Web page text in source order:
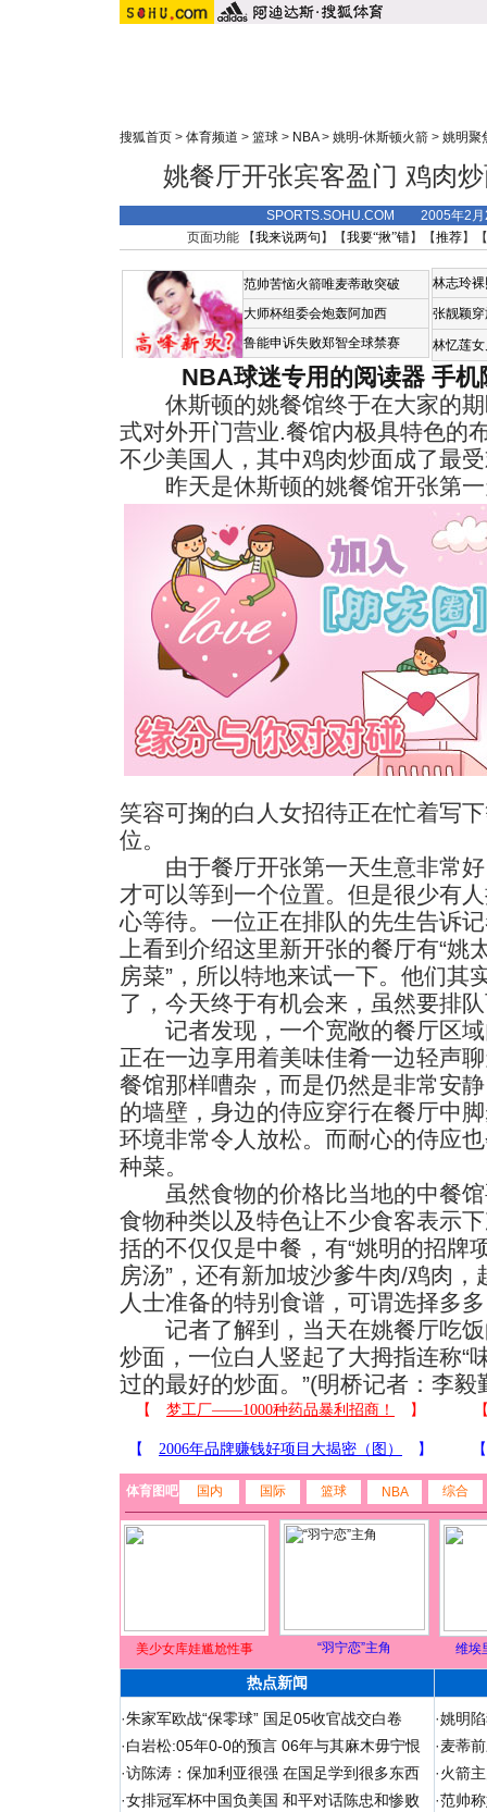
搜狐首页 > 体育频道 > 篮球 > NBA> 姚明-休斯顿火箭 > 姚明聚
姚餐厅开张宾客盈门 鸡肉
SPORTS.SOHU.COM 2005年2
页面功能 【我来说两句 】【我要“揪”错】【推荐】
范帅苦恼火箭唯麦蒂敢突破
大师杯组委会炮轰阿加西
鲁能申诉失败郑智全球禁赛
林志玲
张靓颖
林忆莲
NBA球迷专用的阅读器 手机
休斯顿的姚餐馆终于在大家的期
式对外开门营业.餐馆内极具特色的
不少美国人，其中鸡肉炒面成了最
昨天是休斯顿的姚餐馆开张第一
笑容可掬的白人女招待正在忙着写
位。
由于餐厅开张第一天生意非常好
才可以等到一个位置。但是很少有
心等待。一位正在排队的先生告诉
上看到介绍这里新开张的餐厅有“姚
房菜”，所以特地来试一下。他们其
了，今天终于有机会来，虽然要排
记者发现，一个宽敞的餐厅区域
正在一边享用着美味佳肴一边轻声
餐馆那样嘈杂，而是仍然是非常安
的墙壁，身边的侍应穿行在餐厅中
环境非常令人放松。而耐心的侍应
种菜。
虽然食物的价格比当地的中餐馆
食物种类以及特色让不少食客表示
括的不仅仅是中餐，有“姚明的招牌
房汤”，还有新加坡沙爹牛肉/鸡肉
人士准备的特别食谱，可谓选择多
记者了解到，当天在姚餐厅吃饭
炒面，一位白人竖起了大拇指连称“
过的最好的炒面。”(明桥记者：李毅
体育图吧 国内 国际 篮球 NBA 综合
美少女库娃尴尬性事 “羽宁恋”主角 维埃
热点新闻
·朱家军欧战“保零球” 国足05收官战交白卷
·白岩松:05年0-0的预言 06年与其麻木毋宁恨
·访陈涛：保加利亚很强 在国足学到很多东西
·女排冠军杯中国负美国 和平对话陈忠和惨败
·姚明
·麦蒂
·火箭
·范帅